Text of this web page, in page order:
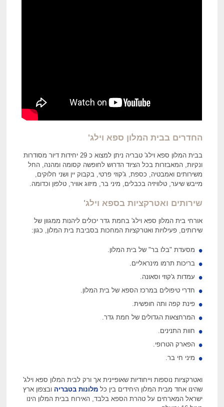
החדרים בבית המלון ספא וילג'
בבית המלון ספא וילג' טבריה ניתן למצוא כ 29 יחידות דיור מסודרות
ונקיות, המאבזרות בכל הציוד הדרוש לחופשה קסומה ומהנה, החל
משירותים ואמבטיה, כספת, ג'קוזי פרטי, בקבוק יין ושני חלוקים,
מייבש שיער, טלוויזיה בכבלים, מיני בר, מיזוג אוויר, טלפון וכדומה.
שירותים ואטרקציות בספא וילג'
אורחי בית המלון ספא וילג' בחמת גדר יכולים ליהנות ממגוון של
שירותים, פעילויות ואטרקציות המחכות בסביבת בית המלון, כגון:
מסעדת "בלו בר" של בית המלון.
בריכות תרמו מינראליים.
עמדות ג'קוזי וסאונה.
חדרי טיפולים במרכז הספא של בית המלון.
פינת קפה ותה חופשית.
המרחצאות הגדולים של חמת גדר.
חוות התנינים.
הפארק הטרופי.
מיני חי בר.
ואטרקציות נוספות וייחודיות שאופיינית אך ורק לבית המלון ספא וילג'
שהינו אחד מבית המלון היחידים בין כלמלונות בטבריה ובצפון ארץ
ישראל המארחים על טהרת הספא בלבד, האירוח בבית המלון הינו